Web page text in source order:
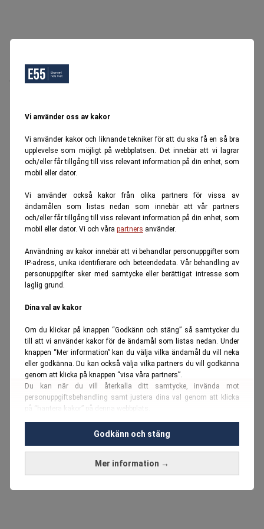
Vi använder oss av kakor
Vi använder kakor och liknande tekniker för att du ska få en så bra
upplevelse som möjligt på webbplatsen. Det innebär att vi lagrar
och/eller får tillgång till viss relevant information på din enhet, som
mobil eller dator.
Vi använder också kakor från olika partners för vissa av
ändamålen som listas nedan som innebär att vår partners
och/eller får tillgång till viss relevant information på din enhet, som
mobil eller dator. Vi och våra partners använder.
Användning av kakor innebär att vi behandlar personuppgifter som
IP-adress, unika identifierare och beteendedata. Vår behandling av
personuppgifter sker med samtycke eller berättigat intresse som
laglig grund.
Dina val av kakor
Om du klickar på knappen “Godkänn och stäng” så samtycker du
till att vi använder kakor för de ändamål som listas nedan. Under
knappen “Mer information” kan du välja vilka ändamål du vill neka
eller godkänna. Du kan också välja vilka partners du vill godkänna
genom att klicka på knappen “visa våra partners”.
Du kan när du vill återkalla ditt samtycke, invända mot
personuppgiftsbehandling samt justera dina val genom att klicka
på “hantera kakor” på denna webbplats.
Du kan fördjupa dig ytterligare i vårcookie-policy
Vi använder kakor och personuppgifter för dessa syften:
Nödvändiga cookies och liknande tekniker, anpassning av
Mer information →
Godkänn och stäng
Oops, Ett fel inträffade.